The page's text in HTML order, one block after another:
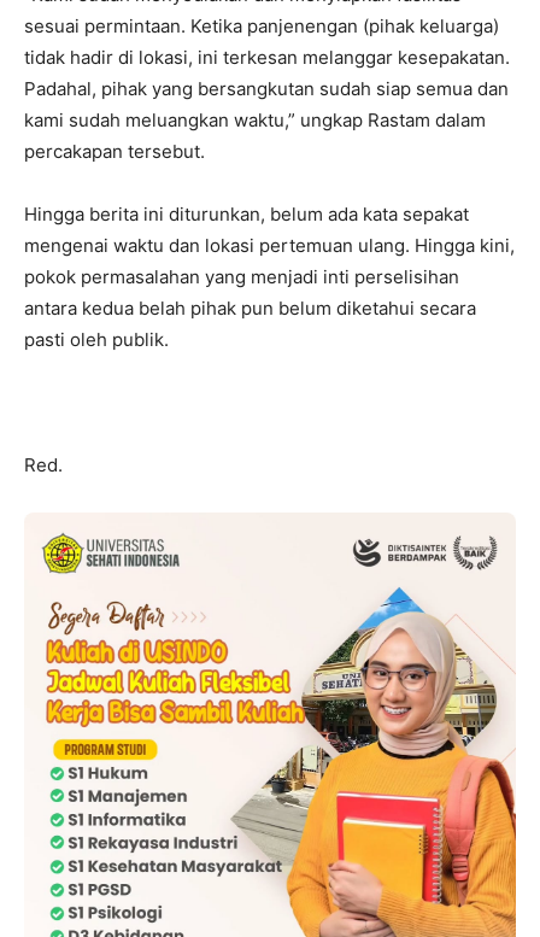
sesuai permintaan. Ketika panjenengan (pihak keluarga)
tidak hadir di lokasi, ini terkesan melanggar kesepakatan.
Padahal, pihak yang bersangkutan sudah siap semua dan
kami sudah meluangkan waktu,” ungkap Rastam dalam
percakapan tersebut.
Hingga berita ini diturunkan, belum ada kata sepakat
mengenai waktu dan lokasi pertemuan ulang. Hingga kini,
pokok permasalahan yang menjadi inti perselisihan
antara kedua belah pihak pun belum diketahui secara
pasti oleh publik.
Red.